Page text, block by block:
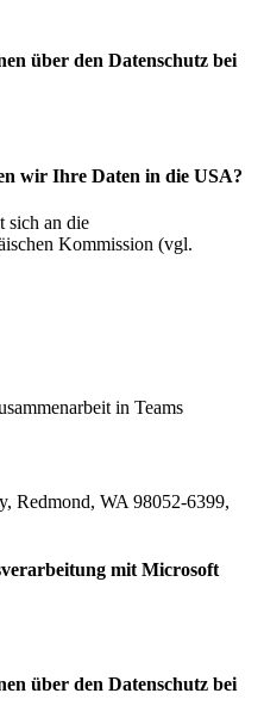
über den Datenschutz bei
wir Ihre Daten in die USA?
sich an die
Kommission (vgl.
in Teams
Redmond, WA 98052-6399,
mit Microsoft
über den Datenschutz bei